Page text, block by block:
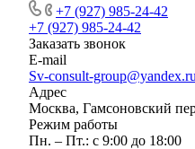
+7 (927) 985-24-42
+7 (927) 985-24-42
Заказать звонок
E-mail
Sv-consult-group@yandex.ru
Адрес
Москва, Гамсоновский
Режим работы
Пн. – Пт.: с 9:00 до 18:00